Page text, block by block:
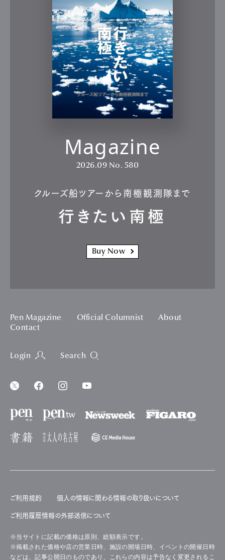
Magazine
2026.09 No. 580
クルーズ船ツアーから南極観測隊まで
行きたい南極
Buy Now
Pen Magazine Official Columnist
About
Contact
Login Search
ご利用規約 個人の情報に関わる情報の取り扱いについて
ご利用履歴情報の外部送信について
※当サイトに記載の価格は原則、総額表示です。
※掲載された価格や店の営業日時、施設の開場日時、イベントの開催日時
などは、記事公開日のものであり、これらの内容は予告なく変更されるこ